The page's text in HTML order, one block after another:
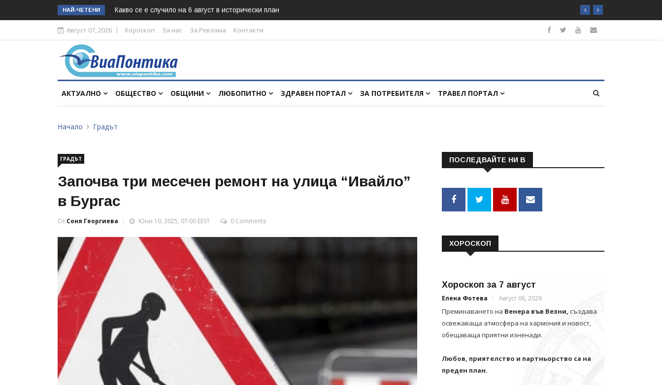
НАЙ-ЧЕТЕНИ Какво се е случило на 6 август в исторически план
Август 07, 2026 Хороскоп За нас За Реклама Контакти
АКТУАЛНО ОБЩЕСТВО ОБЩИНИ ЛЮБОПИТНО ЗДРАВЕН ПОРТАЛ ЗА ПОТРЕБИТЕЛЯ ТРАВЕЛ ПОРТАЛ
Начало Градът
ГРАДЪТ
Започва три месечен ремонт на улица “Ивайло”
в Бургас
От Соня Георгиева Юни 10, 2025, 07:00 EEST 0 Comments
ПОСЛЕДВАЙТЕ НИ В
ХОРОСКОП
Хороскоп за 7 август
Елена Фотева Август 06, 2026
Преминаването на Венера във Везни, създава
освежаваща атмосфера на хармония и новост,
обещаваща приятни изненади.
Любов, приятелство и партньорство са на
преден план.